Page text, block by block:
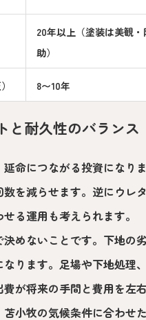
20年以上（塗装は美観
助）
8〜10年
と耐久性のバランス
命につながる投資になり
を減らせます。逆にウレ
る運用も考えられます。
めないことです。下地の
ります。足場や下地処理
が将来の手間と費用を左右
小牧の気候条件に合わせ